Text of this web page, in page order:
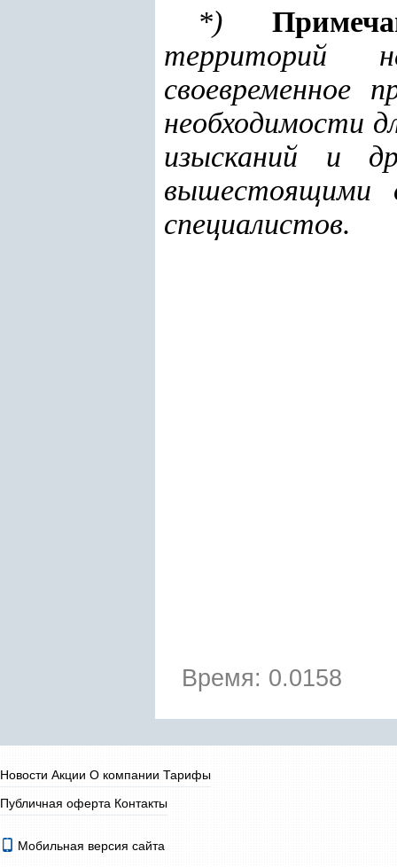
*)
территорий
своевременное
необходимости
изысканий и
вышестоящими
специалистов.
Время: 0.0158
Новости Акции О компании Тарифы
Публичная оферта Контакты
Мобильная версия сайта